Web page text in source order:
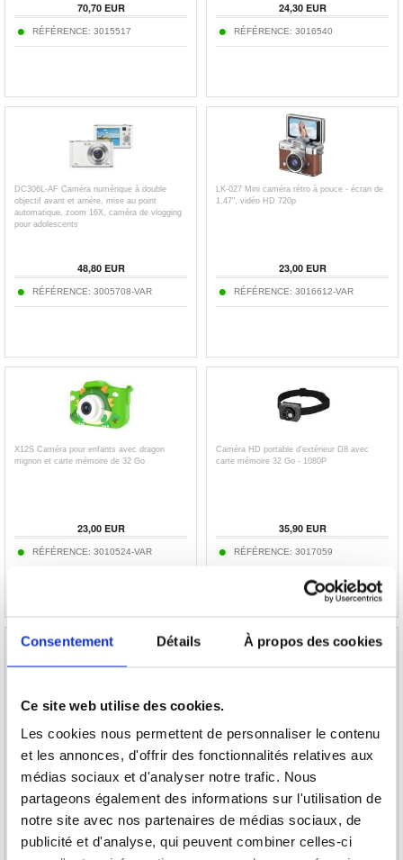
Consentement Détails À propos des cookies
Ce site web utilise des cookies.
Les cookies nous permettent de personnaliser le contenu
et les annonces, d'offrir des fonctionnalités relatives aux
médias sociaux et d'analyser notre trafic. Nous
partageons également des informations sur l'utilisation de
notre site avec nos partenaires de médias sociaux, de
publicité et d'analyse, qui peuvent combiner celles-ci
70,70EUR
RÉFÉRENCE: 3015517
24,30EUR
RÉFÉRENCE: 3016540
DC306L-AF Caméra numérique à double
objectif avant et arrière, mise au point
automatique, zoom 16X, caméra de vlogging
pour adolescents
48,80EUR
RÉFÉRENCE: 3005708-VAR
LK-027 Mini caméra rétro à pouce - écran de
1.47", vidéo HD 720p
23,00EUR
RÉFÉRENCE: 3016612-VAR
X12S Caméra pour enfants avec dragon
mignon et carte mémoire de 32 Go
23,00EUR
RÉFÉRENCE: 3010524-VAR
Caméra HD portable d'extérieur D8 avec
carte mémoire 32 Go - 1080P
35,90EUR
RÉFÉRENCE: 3017059
HDV-254KM Caméra vidéo numérique 4K
Mini-caméra rétro S150 avec collier
21,80